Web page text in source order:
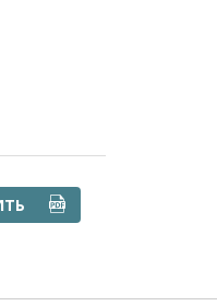
PDF
ДРУГИЕ СПОСОБЫ